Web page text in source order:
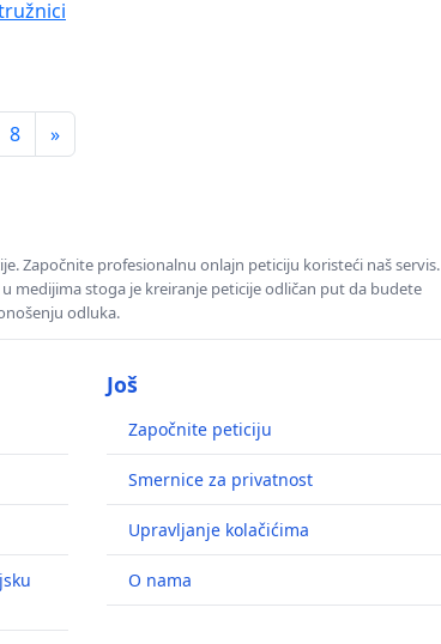
8 »
Započnite profesionalnu onlajn peticiju koristeći naš servis.
medijima stoga je kreiranje peticije odličan put da budete
odluka.
Još
Započnite peticiju
Smernice za privatnost
Upravljanje kolačićima
O nama